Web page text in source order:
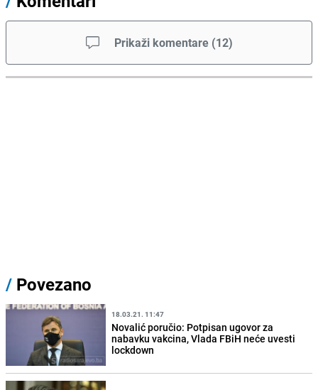
Prikaži komentare (12)
/ Povezano
18.03.21. 11:47
Novalić poručio: Potpisan ugovor za
nabavku vakcina, Vlada FBiH neće uvesti
lockdown